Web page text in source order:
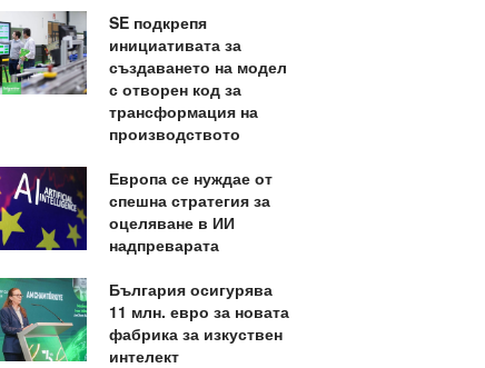
SE подкрепя
инициативата за
създаването на модел
с отворен код за
трансформация на
производството
Европа се нуждае от
спешна стратегия за
оцеляване в ИИ
надпреварата
България осигурява
11 млн. евро за новата
фабрика за изкуствен
интелект